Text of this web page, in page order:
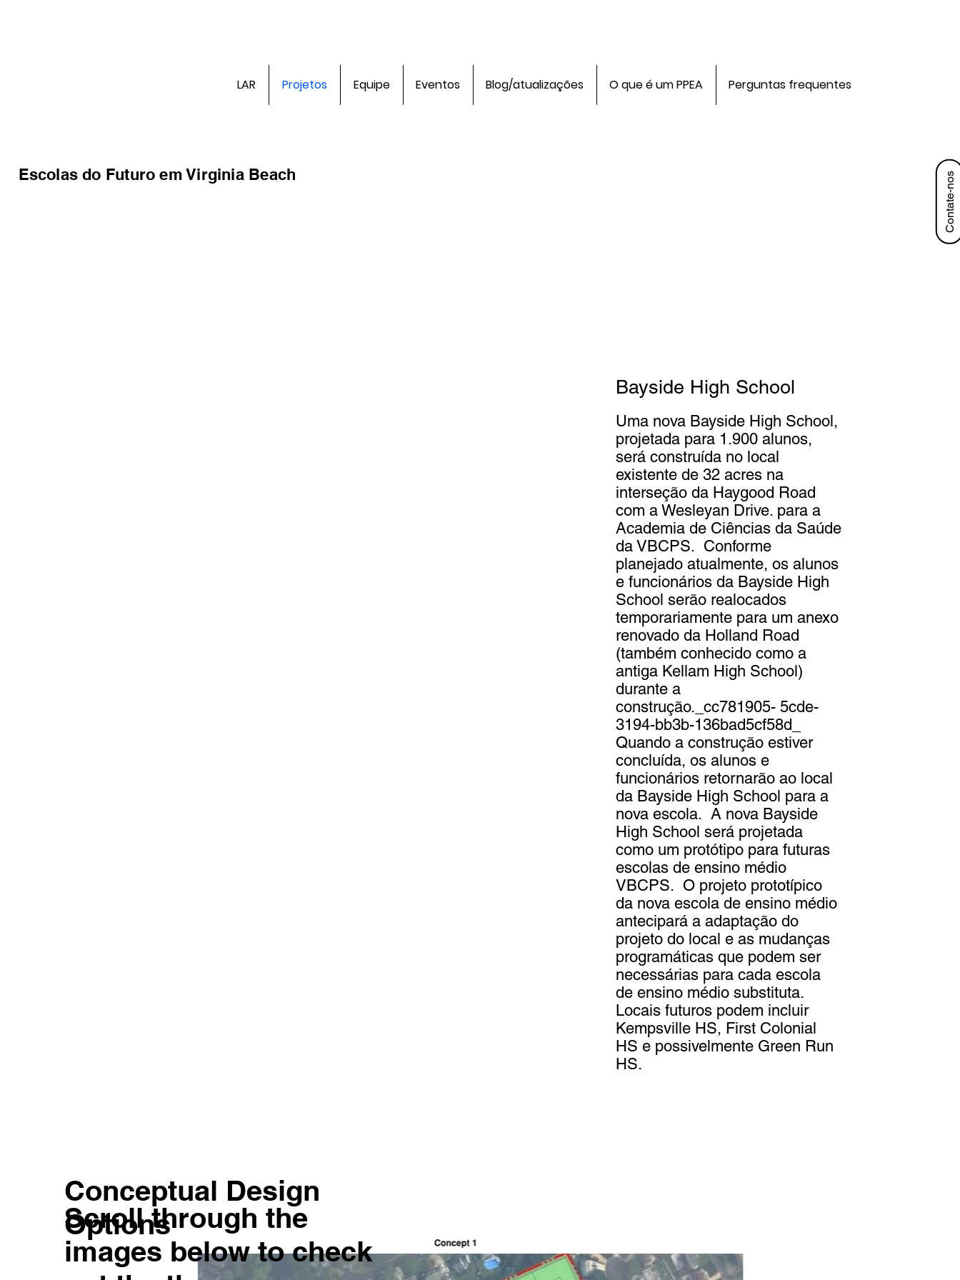
Escolas do Futuro em Virginia Beach
LAR Projetos Equipe Eventos Blog/atualizações O que é um PPEA Perguntas frequentes
Bayside High School
Uma nova Bayside High School,
projetada para 1.900 alunos,
será construída no local
existente de 32 acres na
interseção da Haygood Road
com a Wesleyan Drive. para a
Academia de Ciências da Saúde
da VBCPS. Conforme
planejado atualmente, os alunos
e funcionários da Bayside High
School serão realocados
temporariamente para um anexo
renovado da Holland Road
(também conhecido como a
antiga Kellam High School)
durante a
construção._cc781905- 5cde-
3194-bb3b-136bad5cf58d_
Quando a construção estiver
concluída, os alunos e
funcionários retornarão ao local
da Bayside High School para a
nova escola. A nova Bayside
High School será projetada
como um protótipo para futuras
escolas de ensino médio
VBCPS. O projeto prototípico
da nova escola de ensino médio
antecipará a adaptação do
projeto do local e as mudanças
programáticas que podem ser
necessárias para cada escola
de ensino médio substituta.
Locais futuros podem incluir
Kempsville HS, First Colonial
HS e possivelmente Green Run
HS.
Scroll through the
images below to check
Conceptual Design
Options
Contate-nos